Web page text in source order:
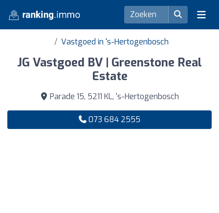
Vastgoed in 's-Hertogenbosch
JG Vastgoed BV | Greenstone Real
Estate
Parade 15, 5211 KL, 's-Hertogenbosch
073 684 2555